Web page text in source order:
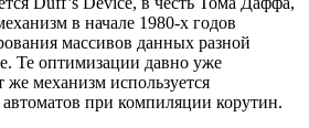
в начале 1980-х годов
массивов данных разной
Те оптимизации давно уже
механизм используется
при компиляции корутин.